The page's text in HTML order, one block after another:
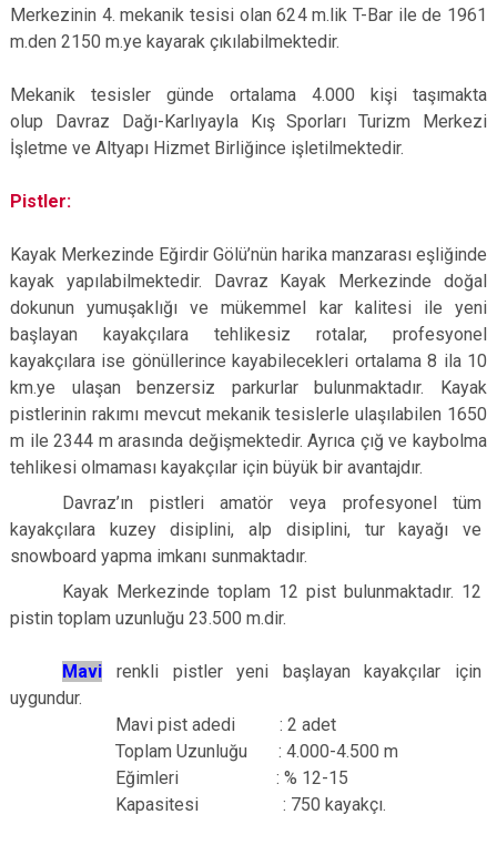
Merkezinin 4. mekanik tesisi olan 624 m.lik T-Bar ile de 1961
m.den 2150 m.ye kayarak çıkılabilmektedir.
Mekanik tesisler günde ortalama 4.000 kişi taşımakta
olup Davraz Dağı-Karlıyayla Kış Sporları Turizm Merkezi
İşletme ve Altyapı Hizmet Birliğince işletilmektedir.
Pistler:
Kayak Merkezinde Eğirdir Gölü’nün harika manzarası eşliğinde
kayak yapılabilmektedir. Davraz Kayak Merkezinde doğal
dokunun yumuşaklığı ve mükemmel kar kalitesi ile yeni
başlayan kayakçılara tehlikesiz rotalar, profesyonel
kayakçılara ise gönüllerince kayabilecekleri ortalama 8 ila 10
km.ye ulaşan benzersiz parkurlar bulunmaktadır. Kayak
pistlerinin rakımı mevcut mekanik tesislerle ulaşılabilen 1650
m ile 2344 m arasında değişmektedir. Ayrıca çığ ve kaybolma
tehlikesi olmaması kayakçılar için büyük bir avantajdır.
Davraz’ın pistleri amatör veya profesyonel tüm
kayakçılara kuzey disiplini, alp disiplini, tur kayağı ve
snowboard yapma imkanı sunmaktadır.
Kayak Merkezinde toplam 12 pist bulunmaktadır. 12
pistin toplam uzunluğu 23.500 m.dir.
Mavi renkli pistler yeni başlayan kayakçılar için
uygundur.
Mavi pist adedi : 2 adet
Toplam Uzunluğu : 4.000-4.500 m
Eğimleri : % 12-15
Kapasitesi : 750 kayakçı.